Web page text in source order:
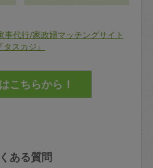
事代行/家政婦マッチングサイト
『タスカジ』
ある質問